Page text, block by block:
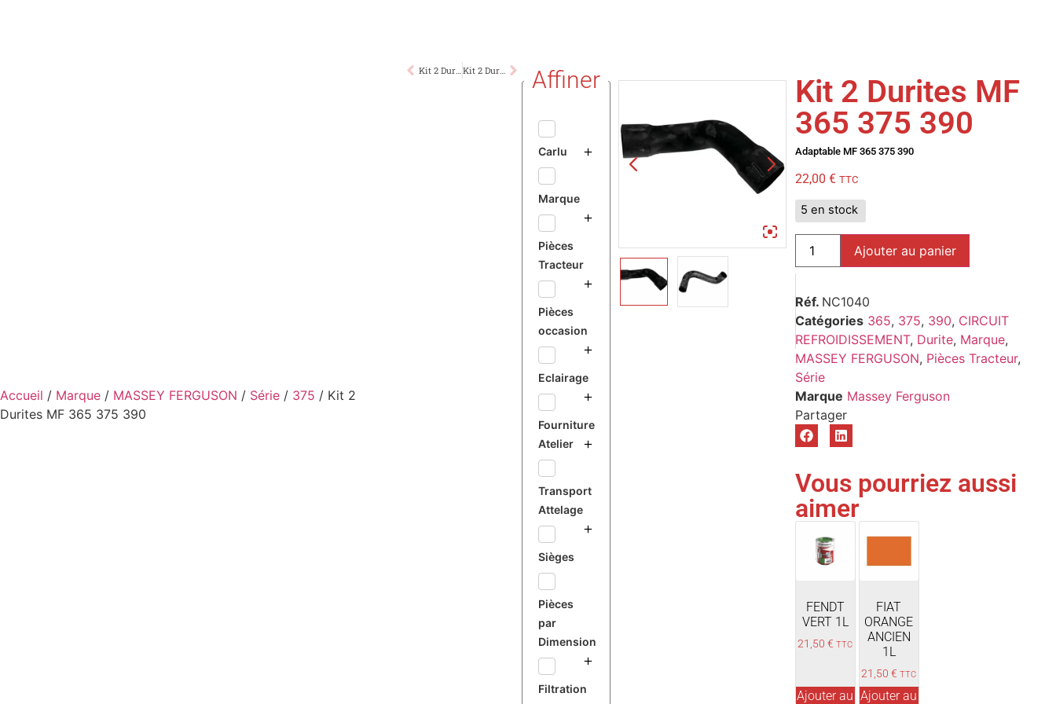
Accueil / Marque / MASSEY FERGUSON / Série / 375 / Kit 2
Durites MF 365 375 390
Kit 2 Durites MF 3050 3065 3070 Kit 2 Durites MF 3080 3090 Affiner
Carlu
Marque
Pièces
Tracteur
Pièces
occasion
Eclairage
Fourniture
Atelier
Transport
Attelage
Sièges
Pièces
par
Dimension
Filtration
Kit 2 Durites MF
365 375 390
Adaptable MF 365 375 390
22,00 € TTC
5 en stock
Ajouter au panier
Réf. NC1040
Catégories 365, 375, 390, CIRCUIT
REFROIDISSEMENT, Durite, Marque,
MASSEY FERGUSON, Pièces Tracteur,
Série
Marque Massey Ferguson
Vous pourriez aussi
aimer
FENDT
VERT 1L
21,50€ TTC
Ajouter au
FIAT
ORANGE
ANCIEN
1L
21,50€ TTC
Ajouter au